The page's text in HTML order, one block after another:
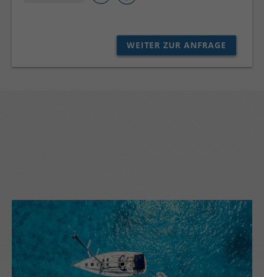
WEITER ZUR ANFRAGE